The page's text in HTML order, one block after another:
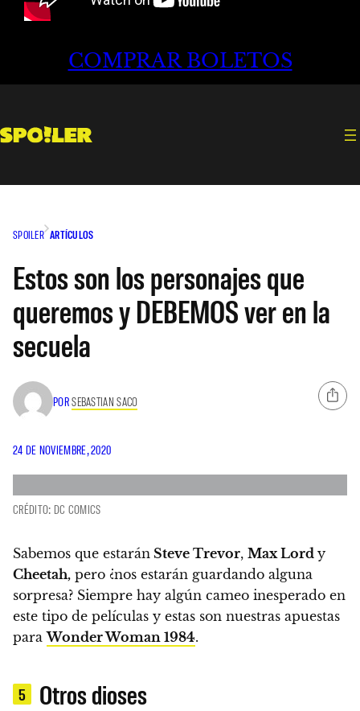
COMPRAR BOLETOS
SPOILER ARTÍCULOS
Estos son los personajes que
queremos y DEBEMOS ver en la
secuela
PORSEBASTIAN SACO
24 DE NOVIEMBRE, 2020
CRÉDITO: DC COMICS
Sabemos que estarán Steve Trevor, Max Lord y
Cheetah, pero ¿nos estarán guardando alguna
sorpresa? Siempre hay algún cameo inesperado en
este tipo de películas y estas son nuestras apuestas
paraWonder Woman 1984.
5 Otros dioses